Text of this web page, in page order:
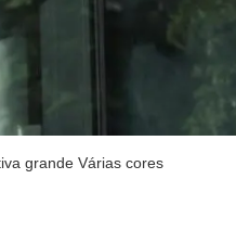
grande Várias cores